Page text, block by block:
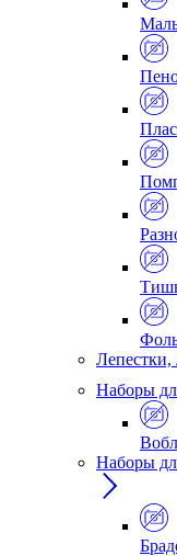
Лепестки,
Наборы
Наборы